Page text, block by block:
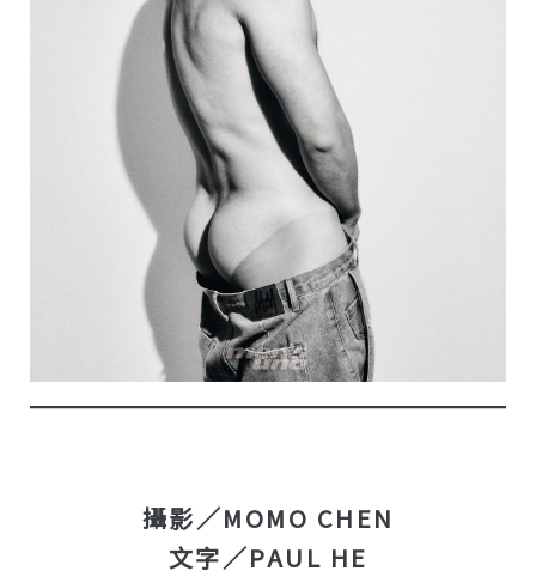
攝影／MOMO CHEN
文字／PAUL HE